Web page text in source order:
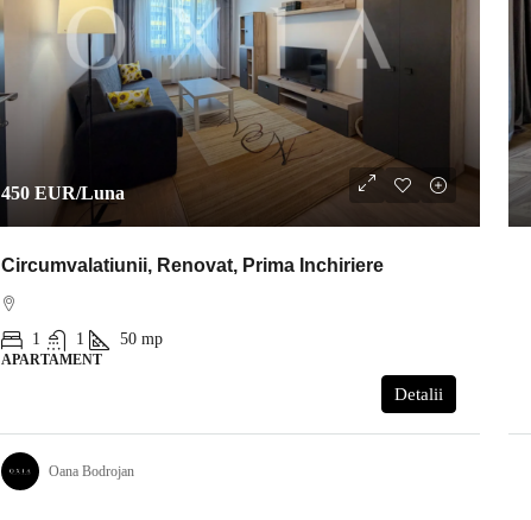
450 EUR/Luna
Circumvalatiunii, Renovat, Prima Inchiriere
1 1 50 mp
APARTAMENT
Detalii
Oana Bodrojan